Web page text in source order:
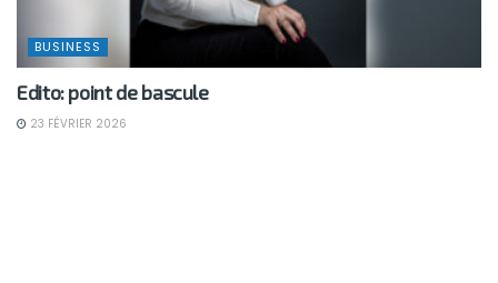
BUSINESS
Edito: point de bascule
23 FÉVRIER 2026